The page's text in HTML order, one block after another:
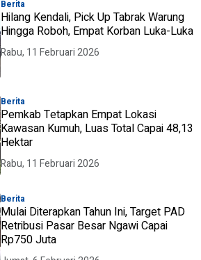
Berita
Hilang Kendali, Pick Up Tabrak Warung
Hingga Roboh, Empat Korban Luka-Luka
Rabu, 11 Februari 2026
Berita
Pemkab Tetapkan Empat Lokasi
Kawasan Kumuh, Luas Total Capai 48,13
Hektar
Rabu, 11 Februari 2026
Berita
Mulai Diterapkan Tahun Ini, Target PAD
Retribusi Pasar Besar Ngawi Capai
Rp750 Juta